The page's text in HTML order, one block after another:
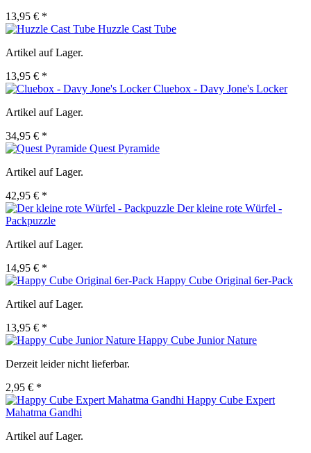
13,95 € *
Huzzle Cast Tube
Artikel auf Lager.
13,95 € *
Cluebox - Davy Jone's Locker
Artikel auf Lager.
34,95 € *
Quest Pyramide
Artikel auf Lager.
42,95 € *
Der kleine rote Würfel -
Packpuzzle
Artikel auf Lager.
14,95 € *
Happy Cube Original 6er-Pack
Artikel auf Lager.
13,95 € *
Happy Cube Junior Nature
Derzeit leider nicht lieferbar.
2,95 € *
Happy Cube Expert
Mahatma Gandhi
Artikel auf Lager.